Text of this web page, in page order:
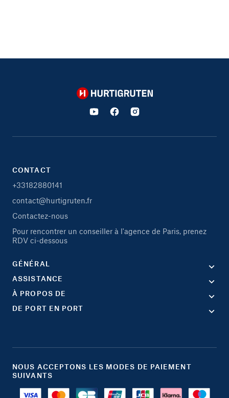
Hurtigruten
CONTACT
+33182880141
contact@hurtigruten.fr
Contactez-nous
Pour rencontrer un conseiller à l'agence de Paris, prenez
RDV ci-dessous
GÉNÉRAL
ASSISTANCE
À PROPOS DE
DE PORT EN PORT
NOUS ACCEPTONS LES MODES DE PAIEMENT
SUIVANTS